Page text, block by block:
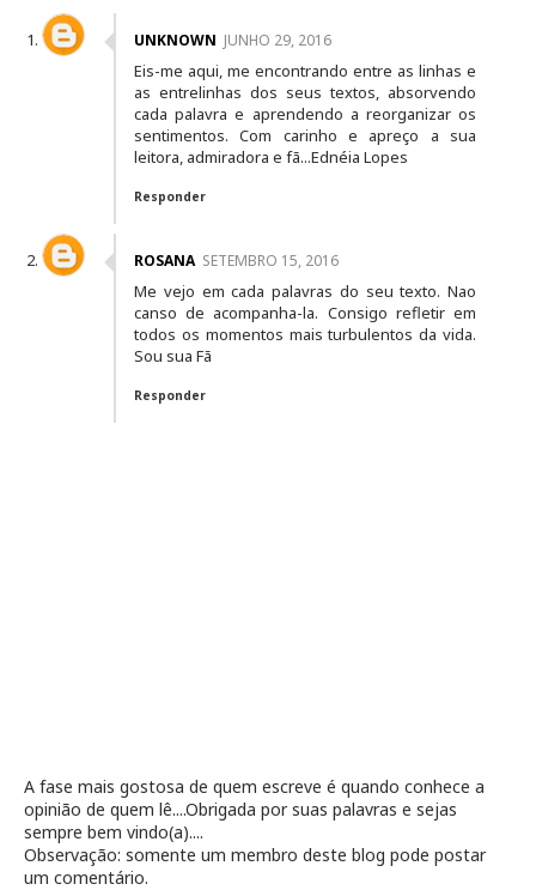
UNKNOWN JUNHO 29, 2016
Eis-me aqui, me encontrando entre as linhas e
as entrelinhas dos seus textos, absorvendo
cada palavra e aprendendo a reorganizar os
sentimentos. Com carinho e apreço a sua
leitora, admiradora e fã...Ednéia Lopes
Responder
ROSANA SETEMBRO 15, 2016
Me vejo em cada palavras do seu texto. Nao
canso de acompanha-la. Consigo refletir em
todos os momentos mais turbulentos da vida.
Sou sua Fã
Responder
A fase mais gostosa de quem escreve é quando conhece a
opinião de quem lê....Obrigada por suas palavras e sejas
sempre bem vindo(a)....
Observação: somente um membro deste blog pode postar
um comentário.